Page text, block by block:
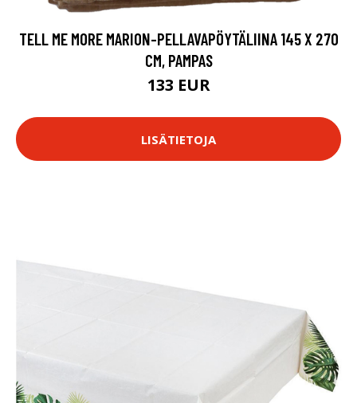
TELL ME MORE MARION-PELLAVAPÖYTÄLIINA 145 X 270
CM, PAMPAS
133 EUR
LISÄTIETOJA